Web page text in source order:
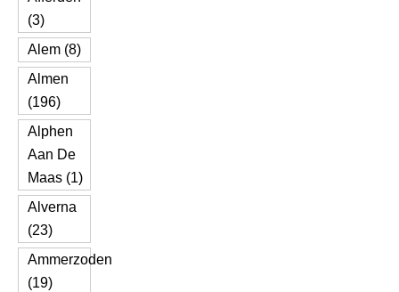
(3)
Alem (8)
Almen
(196)
Alphen
Aan De
Maas (1)
Alverna
(23)
Ammerzoden
(19)